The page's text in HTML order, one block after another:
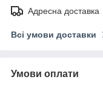
Адресна доставка
Всі умови доставки
Умови оплати